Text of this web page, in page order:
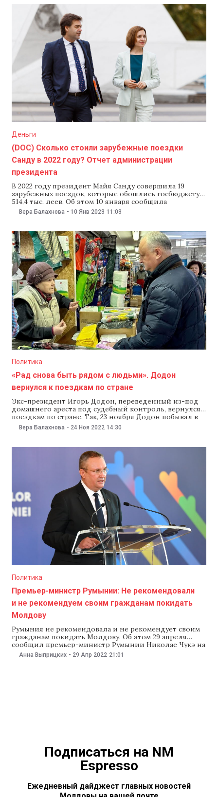
года Санду совершила четыре поездки в Испанию,
Украину, Швейцарию
Деньги
(DOC) Сколько стоили зарубежные поездки
Санду в 2022 году? Отчет администрации
президента
В 2022 году президент Майя Санду совершила 19
зарубежных поездок, которые обошлись госбюджету в
514,4 тыс. леев. Об этом 10 января сообщила
администрация главы государства. Как отметили в
администрации, президенту удалось сэкономить, так
поездки главы государства предусмотрели 1,05 млн
леев. При этом
Вера Балахнова - 10 Янв 2023 11:03
Политика
«Рад снова быть рядом с людьми». Додон
вернулся к поездкам по стране
Экс-президент Игорь Додон, переведенный из-под
домашнего ареста под судебный контроль, вернулся к
поездкам по стране. Так, 23 ноября Додон побывал в
Бельцах и сообщил, что вскоре посетит и другие
районы. Экс-президент рассказал, что планирует
обсуждать ситуацию в стране. «За полгода моей
изоляции произошло много
Вера Балахнова - 24 Ноя 2022 14:30
Политика
Премьер-министр Румынии: Не рекомендовали
и не рекомендуем своим гражданам покидать
Молдову
Румыния не рекомендовала и не рекомендует своим
гражданам покидать Молдову. Об этом 29 апреля
сообщил премьер-министр Румынии Николае Чукэ на
совместной пресс-конференции с болгарским
коллегой. «На уровне министерства иностранных дел
Анна Выприцких - 29 Апр 2022 21:01
Подписаться на NM
Espresso
Ежедневный дайджест главных новостей